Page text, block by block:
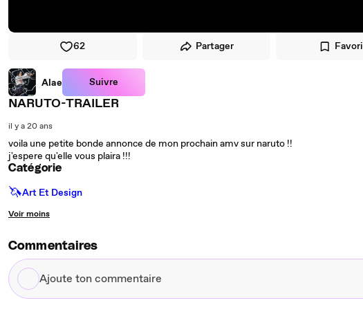
62 Partager Favori
Alae Suivre
NARUTO-TRAILER
il y a 20 ans
voila une petite bonde annonce de mon prochain amv sur naruto !!
j'espere qu'elle vous plaira !!!
Catégorie
🦄Art Et Design
Voir moins
Commentaires
Ajoute
ton